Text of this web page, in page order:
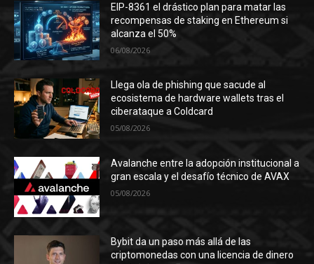
EIP-8361 el drástico plan para matar las
recompensas de staking en Ethereum si
alcanza el 50%
06/08/2026
Llega ola de phishing que sacude al
ecosistema de hardware wallets tras el
ciberataque a Coldcard
05/08/2026
Avalanche entre la adopción institucional a
gran escala y el desafío técnico de AVAX
05/08/2026
Bybit da un paso más allá de las
criptomonedas con una licencia de dinero